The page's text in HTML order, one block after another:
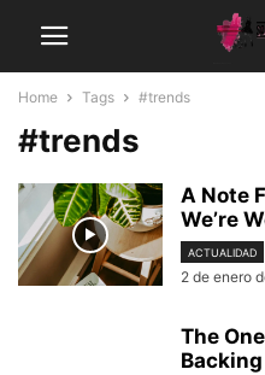
Home Tags #trends
#trends
A Note
We’re
ACTUALIDAD
2 de enero
The